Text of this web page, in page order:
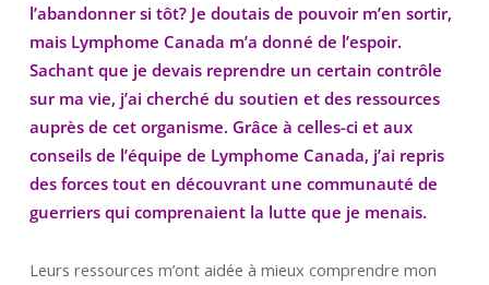
l’abandonner si tôt? Je doutais de pouvoir m’en sortir,
mais Lymphome Canada m’a donné de l’espoir.
Sachant que je devais reprendre un certain contrôle
sur ma vie, j’ai cherché du soutien et des ressources
auprès de cet organisme. Grâce à celles-ci et aux
conseils de l’équipe de Lymphome Canada, j’ai repris
des forces tout en découvrant une communauté de
guerriers qui comprenaient la lutte que je menais.
Leurs ressources m’ont aidée à mieux comprendre mon